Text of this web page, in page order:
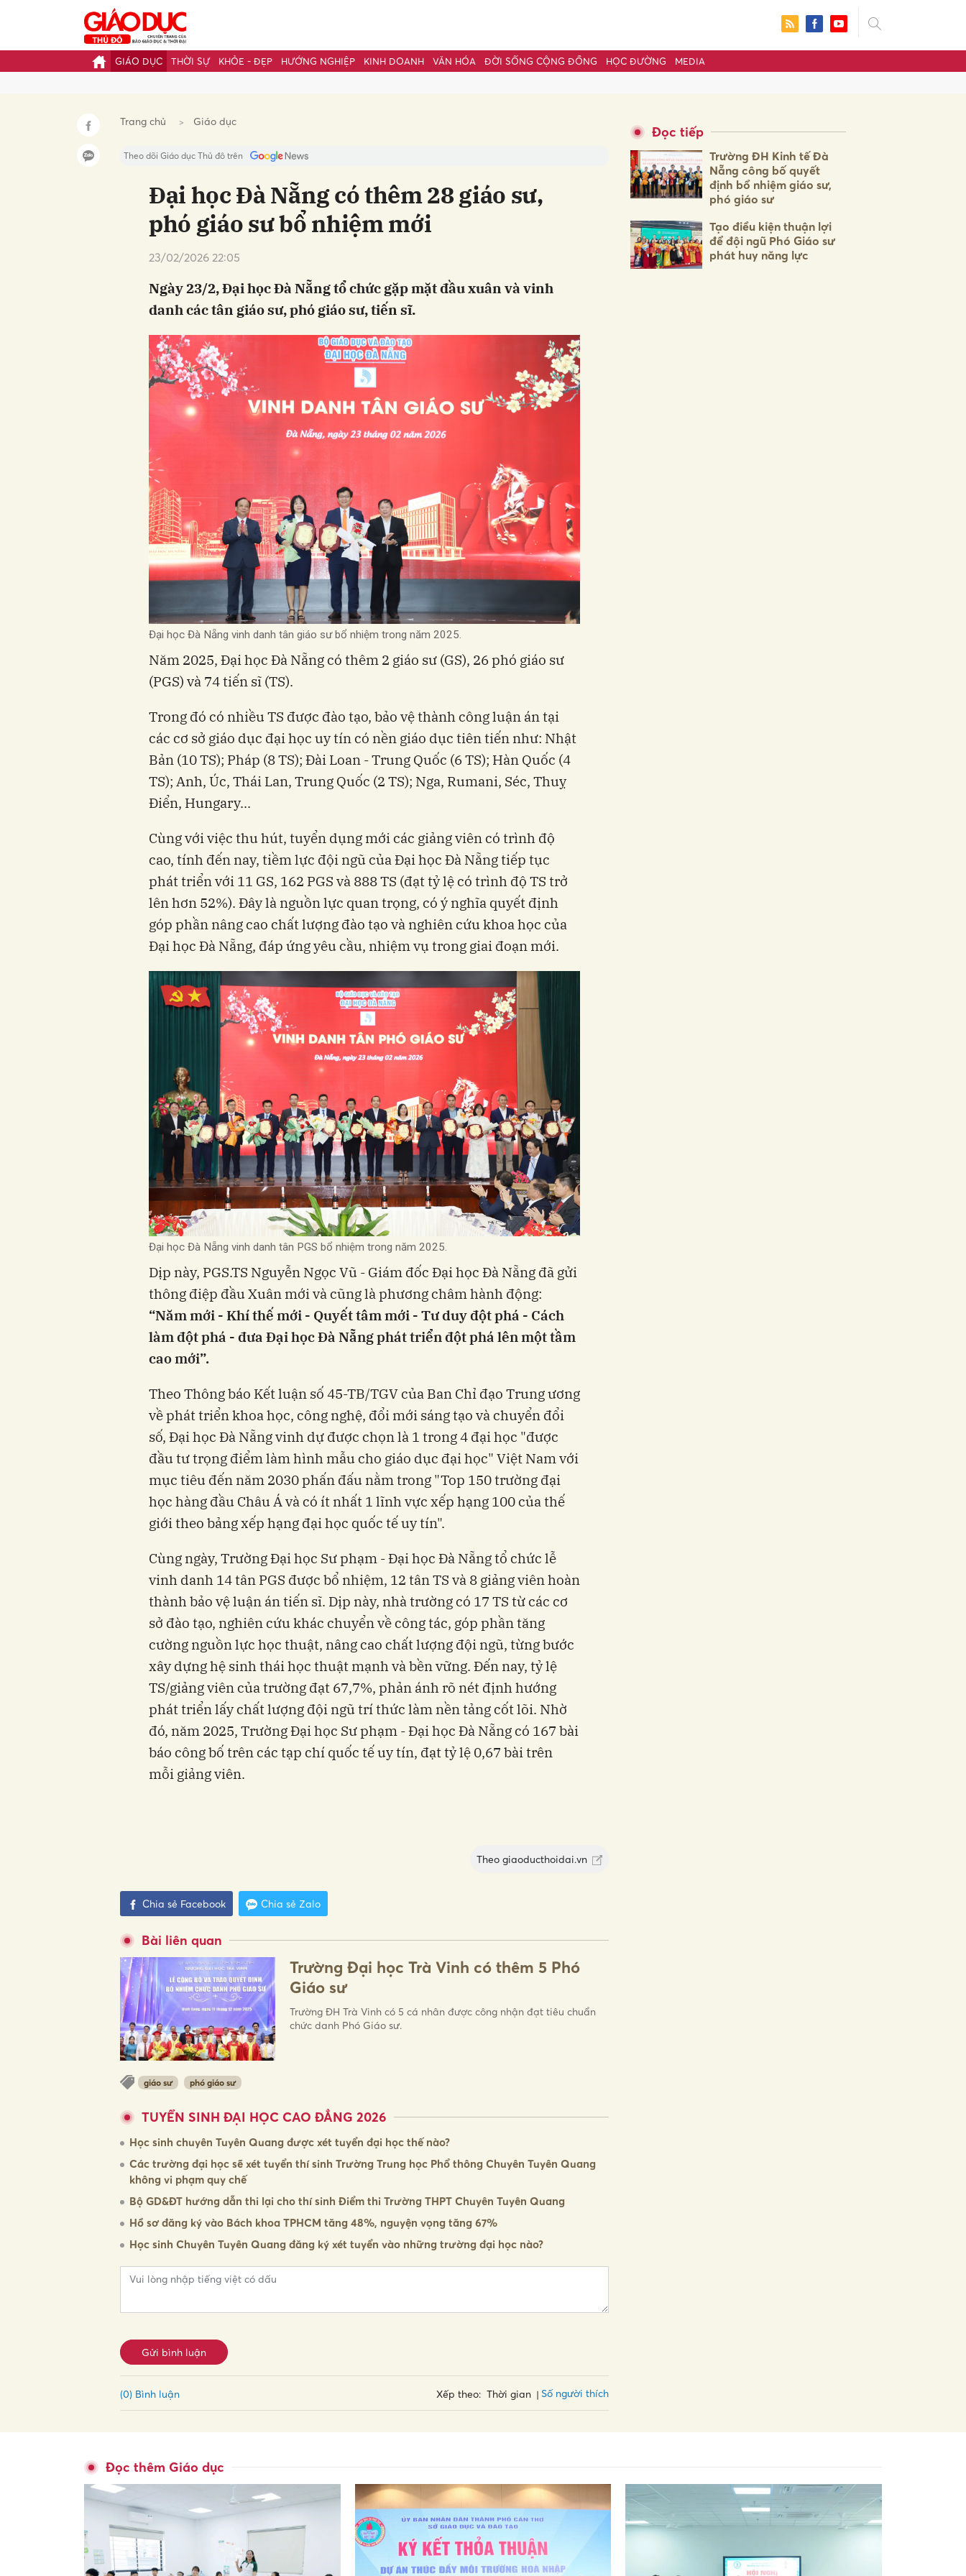
GIÁO DỤC THỜI SỰ KHỎE - ĐẸP HƯỚNG NGHIỆP KINH DOANH VĂN HÓA ĐỜI SỐNG CỘNG ĐỒNG HỌC ĐƯỜNG MEDIA
Trang chủ Giáo dục
Theo dõi Giáo dục Thủ đô trên
Đại học Đà Nẵng có thêm 28 giáo sư,
phó giáo sư bổ nhiệm mới
23/02/2026 22:05
Ngày 23/2, Đại học Đà Nẵng tổ chức gặp mặt đầu xuân và vinh
danh các tân giáo sư, phó giáo sư, tiến sĩ.
Đại học Đà Nẵng vinh danh tân giáo sư bổ nhiệm trong năm 2025.
Năm 2025, Đại học Đà Nẵng có thêm 2 giáo sư (GS), 26 phó giáo sư
(PGS) và 74 tiến sĩ (TS).
Trong đó có nhiều TS được đào tạo, bảo vệ thành công luận án tại
các cơ sở giáo dục đại học uy tín có nền giáo dục tiên tiến như: Nhật
Bản (10 TS); Pháp (8 TS); Đài Loan - Trung Quốc (6 TS); Hàn Quốc (4
TS); Anh, Úc, Thái Lan, Trung Quốc (2 TS); Nga, Rumani, Séc, Thuỵ
Điển, Hungary...
Cùng với việc thu hút, tuyển dụng mới các giảng viên có trình độ
cao, tính đến nay, tiềm lực đội ngũ của Đại học Đà Nẵng tiếp tục
phát triển với 11 GS, 162 PGS và 888 TS (đạt tỷ lệ có trình độ TS trở
lên hơn 52%). Đây là nguồn lực quan trọng, có ý nghĩa quyết định
góp phần nâng cao chất lượng đào tạo và nghiên cứu khoa học của
Đại học Đà Nẵng, đáp ứng yêu cầu, nhiệm vụ trong giai đoạn mới.
Đại học Đà Nẵng vinh danh tân PGS bổ nhiệm trong năm 2025.
Dịp này, PGS.TS Nguyễn Ngọc Vũ - Giám đốc Đại học Đà Nẵng đã gửi
thông điệp đầu Xuân mới và cũng là phương châm hành động:
“Năm mới - Khí thế mới - Quyết tâm mới - Tư duy đột phá - Cách
làm đột phá - đưa Đại học Đà Nẵng phát triển đột phá lên một tầm
cao mới”.
Theo Thông báo Kết luận số 45-TB/TGV của Ban Chỉ đạo Trung ương
về phát triển khoa học, công nghệ, đổi mới sáng tạo và chuyển đổi
số, Đại học Đà Nẵng vinh dự được chọn là 1 trong 4 đại học "được
đầu tư trọng điểm làm hình mẫu cho giáo dục đại học" Việt Nam với
mục tiêu đến năm 2030 phấn đấu nằm trong "Top 150 trường đại
học hàng đầu Châu Á và có ít nhất 1 lĩnh vực xếp hạng 100 của thế
giới theo bảng xếp hạng đại học quốc tế uy tín".
Cùng ngày, Trường Đại học Sư phạm - Đại học Đà Nẵng tổ chức lễ
vinh danh 14 tân PGS được bổ nhiệm, 12 tân TS và 8 giảng viên hoàn
thành bảo vệ luận án tiến sĩ. Dịp này, nhà trường có 17 TS từ các cơ
sở đào tạo, nghiên cứu khác chuyển về công tác, góp phần tăng
cường nguồn lực học thuật, nâng cao chất lượng đội ngũ, từng bước
xây dựng hệ sinh thái học thuật mạnh và bền vững. Đến nay, tỷ lệ
TS/giảng viên của trường đạt 67,7%, phản ánh rõ nét định hướng
phát triển lấy chất lượng đội ngũ trí thức làm nền tảng cốt lõi. Nhờ
đó, năm 2025, Trường Đại học Sư phạm - Đại học Đà Nẵng có 167 bài
báo công bố trên các tạp chí quốc tế uy tín, đạt tỷ lệ 0,67 bài trên
mỗi giảng viên.
Theo giaoducthoidai.vn
Chia sẻ Facebook Chia sẻ Zalo
Bài liên quan
Trường Đại học Trà Vinh có thêm 5 Phó
Giáo sư
Trường ĐH Trà Vinh có 5 cá nhân được công nhận đạt tiêu chuẩn
chức danh Phó Giáo sư.
giáo sư phó giáo sư
TUYỂN SINH ĐẠI HỌC CAO ĐẲNG 2026
Học sinh chuyên Tuyên Quang được xét tuyển đại học thế nào?
Các trường đại học sẽ xét tuyển thí sinh Trường Trung học Phổ thông Chuyên Tuyên Quang
không vi phạm quy chế
Bộ GD&ĐT hướng dẫn thi lại cho thí sinh Điểm thi Trường THPT Chuyên Tuyên Quang
Hồ sơ đăng ký vào Bách khoa TPHCM tăng 48%, nguyện vọng tăng 67%
Học sinh Chuyên Tuyên Quang đăng ký xét tuyển vào những trường đại học nào?
Gửi bình luận
(0) Bình luận Xếp theo: Thời gian Số người thích
Đọc tiếp
Trường ĐH Kinh tế Đà
Nẵng công bố quyết
định bổ nhiệm giáo sư,
phó giáo sư
Tạo điều kiện thuận lợi
để đội ngũ Phó Giáo sư
phát huy năng lực
Đọc thêm Giáo dục
Gửi bình luận
Gửi